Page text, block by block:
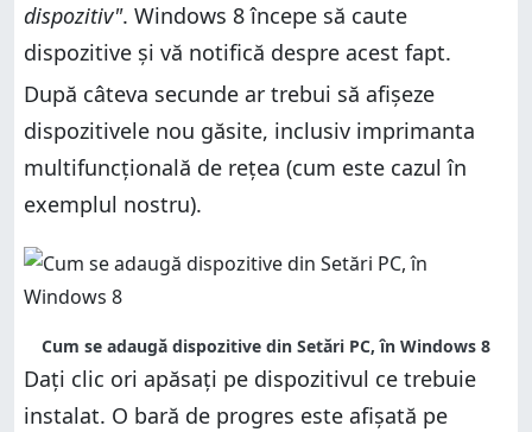
dispozitiv". Windows 8 începe să caute
dispozitive și vă notifică despre acest fapt.
După câteva secunde ar trebui să afișeze
dispozitivele nou găsite, inclusiv imprimanta
multifuncțională de rețea (cum este cazul în
exemplul nostru).
Cum se adaugă dispozitive din Setări PC, în Windows 8
Dați clic ori apăsați pe dispozitivul ce trebuie
instalat. O bară de progres este afișată pe